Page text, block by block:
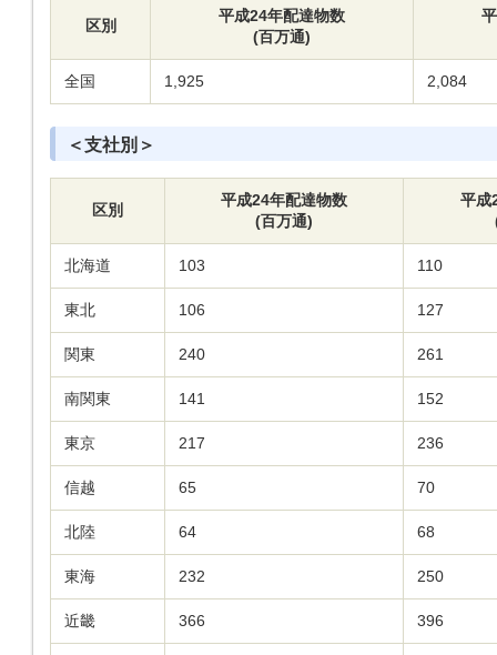
区別
平成24年配達物数
(百万通)
全国 1,925 2,084
＜支社別＞
区別
平成24年配達物数
(百万通)
平成
北海道 103 110
東北 106 127
関東 240 261
南関東 141 152
東京 217 236
信越 65 70
北陸 64 68
東海 232 250
近畿 366 396